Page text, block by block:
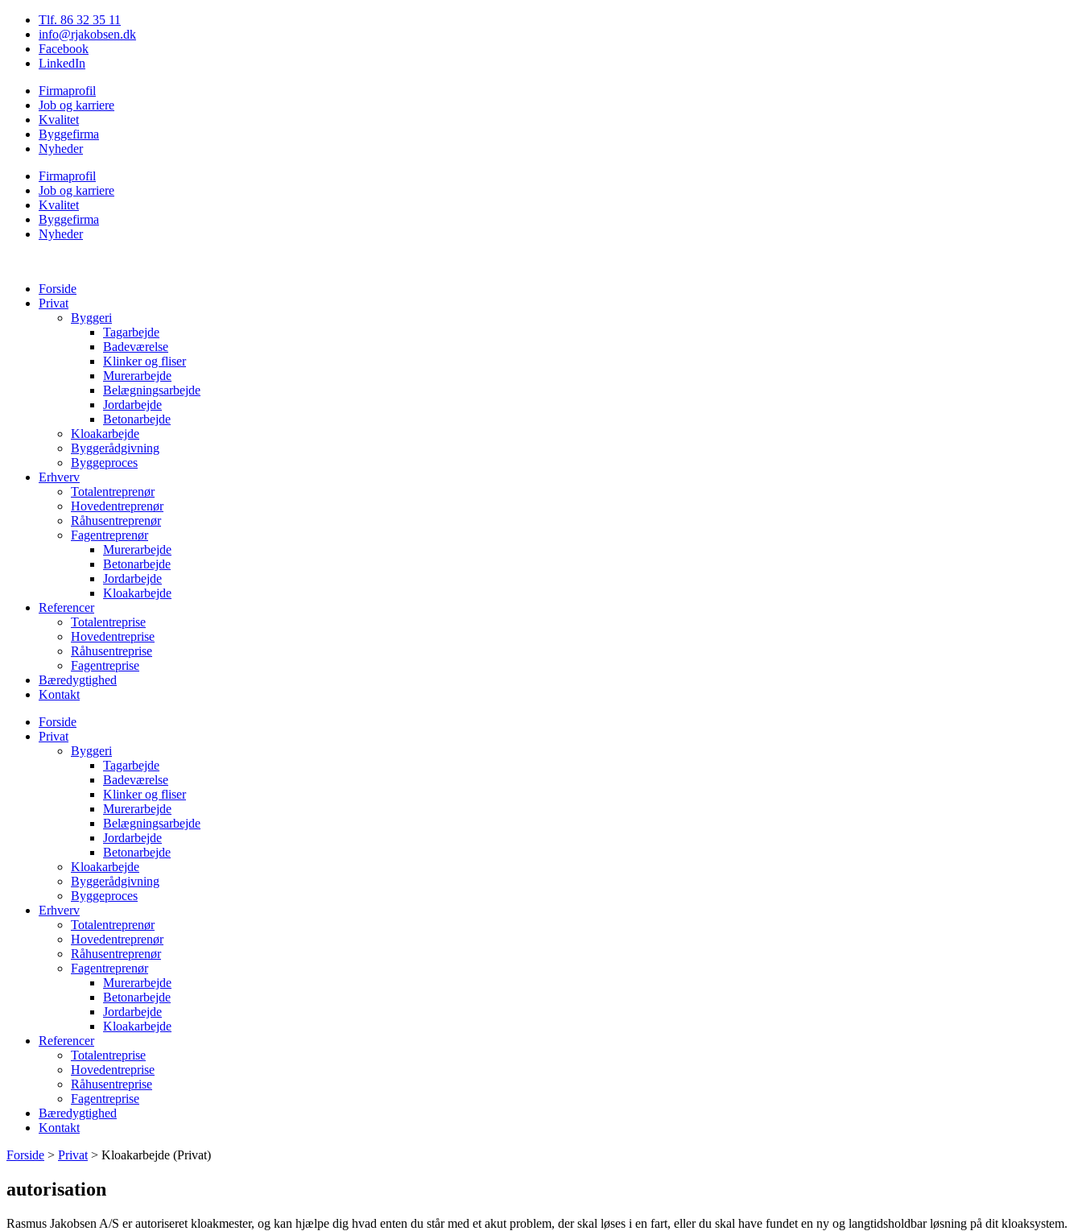
Tlf. 86 32 35 11
info@rjakobsen.dk
Facebook
LinkedIn
Firmaprofil
Job og karriere
Kvalitet
Byggefirma
Nyheder
Firmaprofil
Job og karriere
Kvalitet
Byggefirma
Nyheder
Forside
Privat
Byggeri
Tagarbejde
Badeværelse
Klinker og fliser
Murerarbejde
Belægningsarbejde
Jordarbejde
Betonarbejde
Kloakarbejde
Byggerådgivning
Byggeproces
Erhverv
Totalentreprenør
Hovedentreprenør
Råhusentreprenør
Fagentreprenør
Murerarbejde
Betonarbejde
Jordarbejde
Kloakarbejde
Referencer
Totalentreprise
Hovedentreprise
Råhusentreprise
Fagentreprise
Bæredygtighed
Kontakt
Forside
Privat
Byggeri
Tagarbejde
Badeværelse
Klinker og fliser
Murerarbejde
Belægningsarbejde
Jordarbejde
Betonarbejde
Kloakarbejde
Byggerådgivning
Byggeproces
Erhverv
Totalentreprenør
Hovedentreprenør
Råhusentreprenør
Fagentreprenør
Murerarbejde
Betonarbejde
Jordarbejde
Kloakarbejde
Referencer
Totalentreprise
Hovedentreprise
Råhusentreprise
Fagentreprise
Bæredygtighed
Kontakt
Forside > Privat > Kloakarbejde (Privat)
autorisation
Rasmus Jakobsen A/S er autoriseret kloakmester, og kan hjælpe dig hvad enten du står med et akut problem, der skal løses i en fart, eller du skal have fundet en ny og langtidsholdbar løsning på dit kloaksystem.